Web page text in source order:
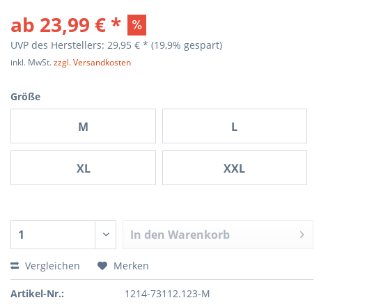
ab 23,99 € *
UVP des Herstellers: 29,95 € *(19,9% gespart)
inkl. MwSt.zzgl. Versandkosten
Größe
M L
XL XXL
In den Warenkorb
Vergleichen Merken
Artikel-Nr.: 1214-73112.123-M